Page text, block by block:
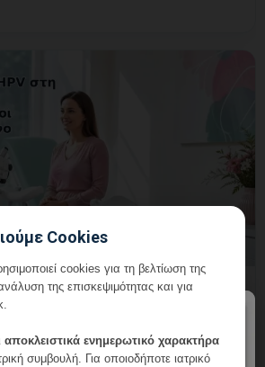
HPV στη Γλυφάδα: Πώς
οι Απορίες σε Πλάνο
Cookies
cookies για τη βελτίωση της
της επισκεψιμότητας και για
αποκλειστικά ενημερωτικό χαρακτήρα
συμβουλή. Για οποιοδήποτε ιατρικό